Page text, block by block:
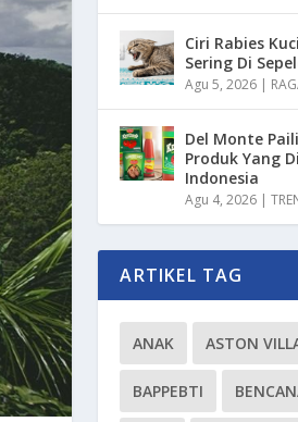
Ciri Rabies
Sering Di
Agu 5, 2026 |
Del Monte
Produk Yang
Indonesia
Agu 4, 2026 |
ARTIKEL TAG
ANAK ASTON
BAPPEBTI